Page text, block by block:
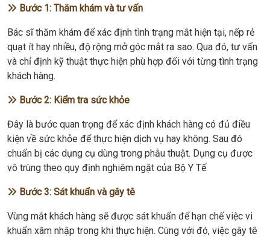
Bước 1: Thăm khám và tư vấn
Bác sĩ thăm khám để xác định tình trạng mắt hiện tại, nếp rẻ
quạt ít hay nhiều, độ rộng mở góc mắt ra sao. Qua đó, tư vấn
và chỉ định kỹ thuật thực hiện phù hợp đối với từng tình trạng
khách hàng.
Bước 2: Kiểm tra sức khỏe
Đây là bước quan trọng để xác định khách hàng có đủ điều
kiện về sức khỏe để thực hiện dịch vụ hay không. Sau đó
chuẩn bị các dụng cụ dùng trong phẫu thuật. Dụng cụ được
vô trùng theo quy định nghiêm ngặt của Bộ Y Tế.
Bước 3: Sát khuẩn và gây tê
Vùng mắt khách hàng sẽ được sát khuẩn để hạn chế việc vi
khuẩn xâm nhập trong khi thực hiện. Cùng với đó, việc gây tê